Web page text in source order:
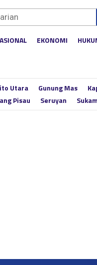
EKONOMI
Utara Gunung Mas
Pisau Seruyan